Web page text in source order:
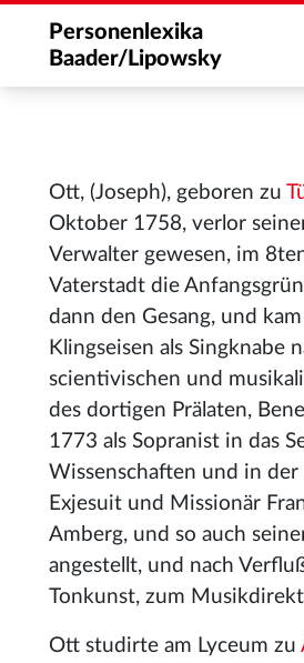
Personenlexika
Baader/Lipowsky
Ott, (Joseph), geboren zu
Oktober 1758, verlor
Verwalter gewesen, im
Vaterstadt die
dann den Gesang, und
Klingseisen als Singknabe
scientivischen und
des dortigen Prälaten,
1773 als Sopranist in das
Wissenschaften und in
Exjesuit und Missionär
Amberg, und so auch
angestellt, und nach
Tonkunst, zum
Ott studirte am Lyceum zu